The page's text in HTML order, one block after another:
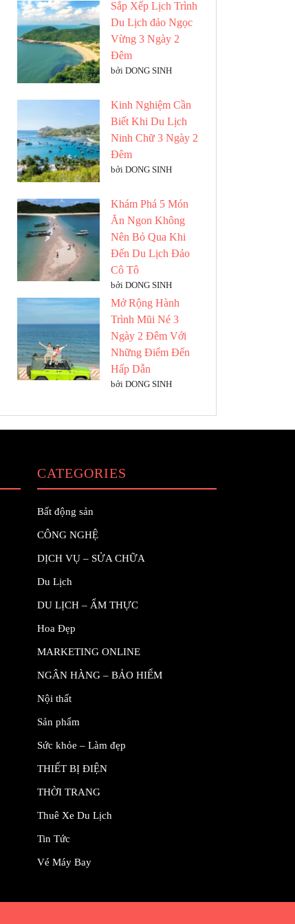
Sắp Xếp Lịch Trình
Du Lịch đảo Ngọc
Vừng 3 Ngày 2
Đêm
bởi DONG SINH
Kinh Nghiệm Cần
Biết Khi Du Lịch
Ninh Chữ 3 Ngày 2
Đêm
bởi DONG SINH
Khám Phá 5 Món
Ăn Ngon Không
Nên Bỏ Qua Khi
Đến Du Lịch Đảo
Cô Tô
bởi DONG SINH
Mở Rộng Hành
Trình Mũi Né 3
Ngày 2 Đêm Với
Những Điểm Đến
Hấp Dẫn
bởi DONG SINH
CATEGORIES
Bất động sản
CÔNG NGHỆ
DỊCH VỤ – SỬA CHỮA
Du Lịch
DU LỊCH – ẨM THỰC
Hoa Đẹp
MARKETING ONLINE
NGÂN HÀNG – BẢO HIỂM
Nội thất
Sản phẩm
Sức khỏe – Làm đẹp
THIẾT BỊ ĐIỆN
THỜI TRANG
Thuê Xe Du Lịch
Tin Tức
Vé Máy Bay